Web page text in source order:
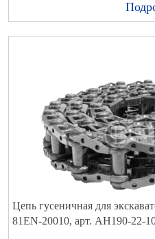
Цепь гусеничная для
81EN-20010, арт. АН190-22-